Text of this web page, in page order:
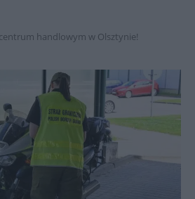
handlowym w Olsztynie!